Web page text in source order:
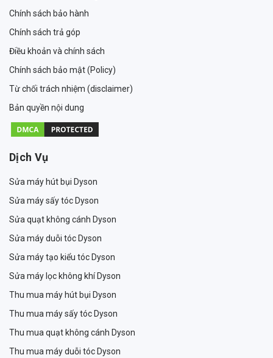
Chính sách bảo hành
Chính sách trả góp
Điều khoản và chính sách
Chính sách bảo mật (Policy)
Từ chối trách nhiệm (disclaimer)
Bản quyền nội dung
Dịch Vụ
Sửa máy hút bụi Dyson
Sửa máy sấy tóc Dyson
Sửa quạt không cánh Dyson
Sửa máy duỗi tóc Dyson
Sửa máy tạo kiểu tóc Dyson
Sửa máy lọc không khí Dyson
Thu mua máy hút bụi Dyson
Thu mua máy sấy tóc Dyson
Thu mua quạt không cánh Dyson
Thu mua máy duỗi tóc Dyson